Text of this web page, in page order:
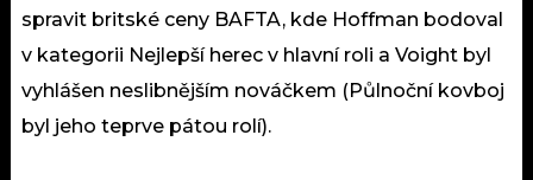
spravit britské ceny BAFTA, kde Hoffman bodoval
v kategorii Nejlepší herec v hlavní roli a Voight byl
vyhlášen neslibnějším nováčkem (Půlnoční kovboj
byl jeho teprve pátou rolí).